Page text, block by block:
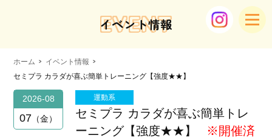
EVENT
イベント情報
ホーム
イベント情報
セミプラ カラダが喜ぶ簡単トレーニング【強度★★】
2026-08
07 金
運動系
セミプラ カラダが喜ぶ簡単トレ
ーニング【強度★★】
※開催済